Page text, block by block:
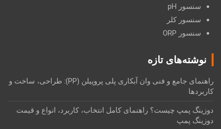
سنسور pH
سنسور کلر
سنسور ORP
نوشته‌های تازه
راهنمای جامع و فنی وان آبکاری پلی پروپیلن (PP): طراحی، ساخت و
کاربردها
دوزینگ پمپ چیست؟ راهنمای کامل انتخاب، کاربرد، انواع و قیمت
دوزینگ پمپ